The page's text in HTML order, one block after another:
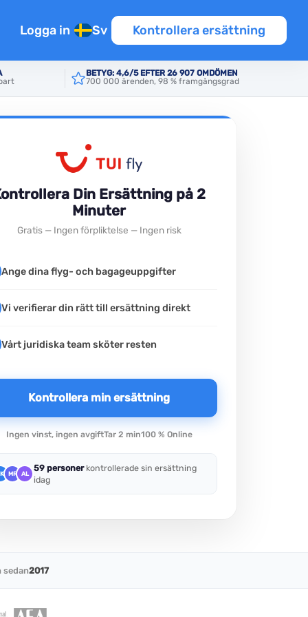
Logga in Sv Kontrollera ersättning
BETYG: 4,6/5 EFTER 26 907 OMDÖMEN
700 000 ärenden, 98 % framgångsgrad
Din Ersättning på 2
Minuter
Gratis — Ingen förpliktelse — Ingen risk
Ange dina flyg- och bagageuppgifter
Vi verifierar din rätt till ersättning direkt
Vårt juridiska team sköter resten
Kontrollera min ersättning
Ingen vinst, ingen avgiftTar 2 min100 % Online
MR AL
59 personerkontrollerade sin ersättning
idag
sedan2017